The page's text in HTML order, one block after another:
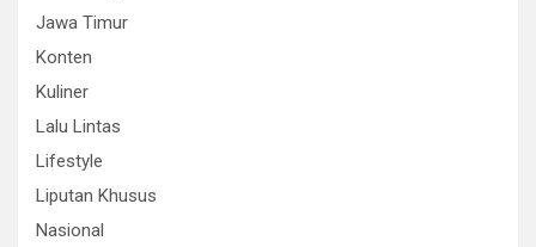
Jawa Timur
Konten
Kuliner
Lalu Lintas
Lifestyle
Liputan Khusus
Nasional